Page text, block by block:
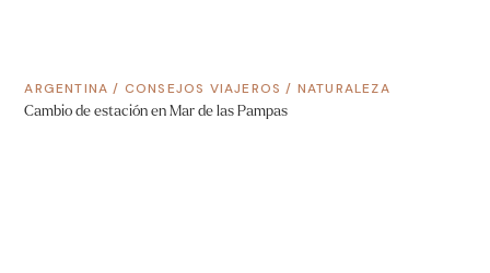
ARGENTINA / CONSEJOS VIAJEROS / NATURALEZA
Cambio de estación en Mar de las Pampas